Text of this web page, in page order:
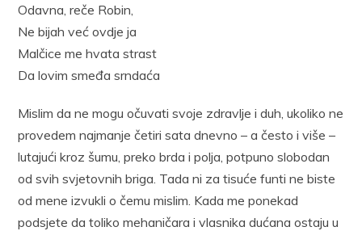
Odavna, reče Robin,
Ne bijah već ovdje ja
Malčice me hvata strast
Da lovim smeđa srndaća
Mislim da ne mogu očuvati svoje zdravlje i duh, ukoliko ne
provedem najmanje četiri sata dnevno – a često i više –
lutajući kroz šumu, preko brda i polja, potpuno slobodan
od svih svjetovnih briga. Tada ni za tisuće funti ne biste
od mene izvukli o čemu mislim. Kada me ponekad
podsjete da toliko mehaničara i vlasnika dućana ostaju u